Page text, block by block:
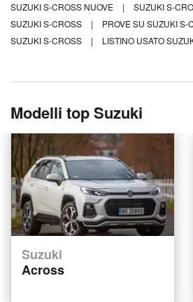
SUZUKI S-CROSS NUOVE
| SUZUKI S-
SUZUKI S-CROSS
| PROVE SU SUZUKI S-
SUZUKI S-CROSS
| LISTINO USATO
Modelli top Suzuki
Suzuki
Across